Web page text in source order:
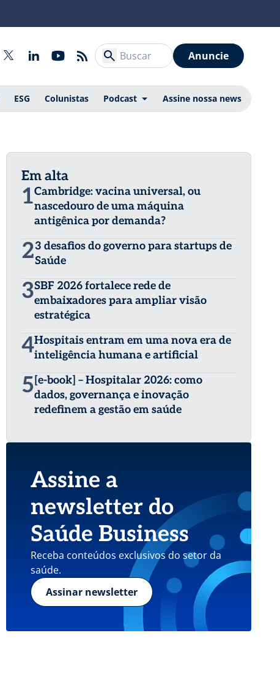
Anuncie
ESG Colunistas Podcast Assine nossa news
Em alta
1Cambridge: vacina universal, ou
nascedouro de uma máquina
antigênica por demanda?
23 desafios do governo para startups de
Saúde
3SBF 2026 fortalece rede de
embaixadores para ampliar visão
estratégica
4Hospitais entram em uma nova era de
inteligência humana e artificial
5 [e-book] – Hospitalar 2026: como
dados, governança e inovação
redefinem a gestão em saúde
Assine a
newsletter do
Saúde Business
Receba conteúdos exclusivos do setor da
saúde.
Assinar newsletter